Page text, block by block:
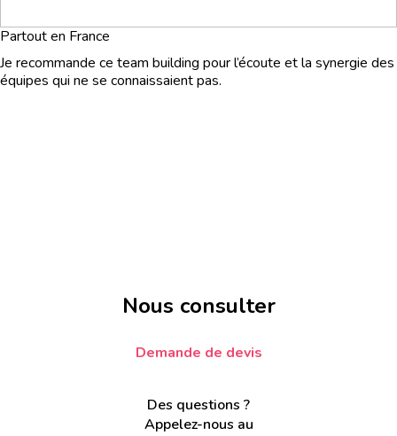
Partout en France
Je recommande ce team building pour l’écoute et la synergie des
équipes qui ne se connaissaient pas.
Nous consulter
Demande de devis
Des questions ?
Appelez-nous au